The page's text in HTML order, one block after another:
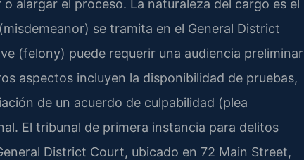
alargar el proceso. La naturaleza del cargo es el
se tramita en el General District
(felony) puede requerir una audiencia preliminar
aspectos incluyen la disponibilidad de pruebas,
de un acuerdo de culpabilidad (plea
El tribunal de primera instancia para delitos
District Court, ubicado en 72 Main Street,